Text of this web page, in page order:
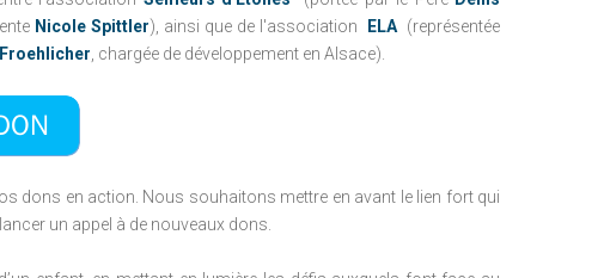
À
Nicole Spittler), ainsi que de l'association ELA (représentée
, chargée de développement en Alsace).
dons en action. Nous souhaitons mettre en avant le lien fort qui
un appel à de nouveaux dons.